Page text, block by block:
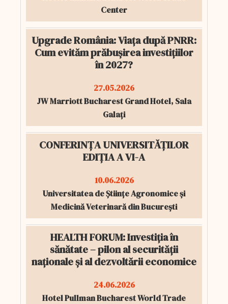
Center
Upgrade România: Viața după PNRR:
Cum evităm prăbușirea investițiilor
în 2027?
27.05.2026
JW Marriott Bucharest Grand Hotel, Sala
Galați
CONFERINȚA UNIVERSITĂȚILOR
EDIȚIA A VI-A
10.06.2026
Universitatea de Științe Agronomice și
Medicină Veterinară din București
HEALTH FORUM: Investiția în
sănătate – pilon al securității
naționale și al dezvoltării economice
24.06.2026
Hotel Pullman Bucharest World Trade